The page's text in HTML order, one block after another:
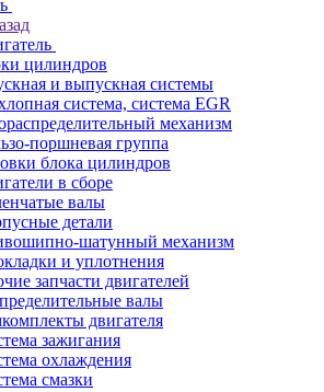
цилиндров
и выпускная системы
система, система EGR
механизм
поршневая группа
блока цилиндров
в сборе
валы
детали
шатунный механизм
и уплотнения
запчасти двигателей
валы
двигателя
зажигания
охлаждения
смазки